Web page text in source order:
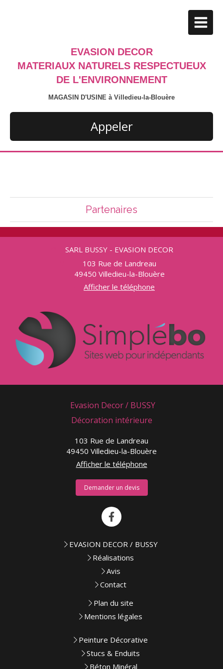
EVASION DECOR
MATERIAUX NATURELS RESPECTUEUX
DE L'ENVIRONNEMENT
MAGASIN D'USINE à Villedieu-la-Blouère
Appeler
Partenaires
SARL BUSSY - EVASION DECOR
103 Rue de Landreau
49450 Villedieu-la-Blouère
Afficher le téléphone
Evasion Decor / BUSSY
Décoration intérieure
103 Rue de Landreau
49450 Villedieu-la-Blouère
Afficher le téléphone
Demander un devis
EVASION DECOR / BUSSY
Réalisations
Avis
Contact
Plan du site
Mentions légales
Peinture Décorative
Stucs & Enduits
Béton Minéral